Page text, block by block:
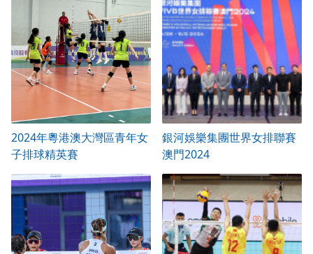
2024年粵港澳大灣區青年女
子排球精英賽
銀河娛樂集團世界女排聯賽
澳門2024